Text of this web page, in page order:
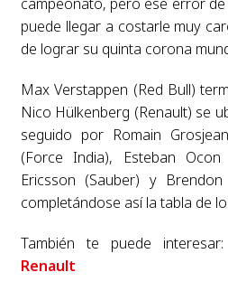
puede llegar a costarle muy
de lograr su quinta corona
Max Verstappen (Red Bull)
Nico Hülkenberg (Renault) se
seguido por Romain
(Force India), Esteban
Ericsson (Sauber) y
completándose así la tabla de
También te puede interesar:
Renault